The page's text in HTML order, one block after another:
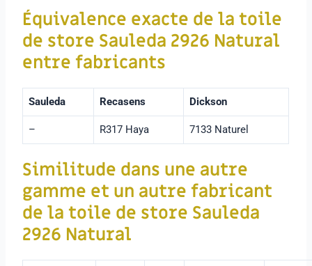
Équivalence exacte dela toile
de store Sauleda 2926 Natural
entre fabricants
Sauleda Recasens Dickson
– R317 Haya 7133 Naturel
Similitude dans une autre
gamme et un autre fabricant
de la toile de store Sauleda
2926 Natural